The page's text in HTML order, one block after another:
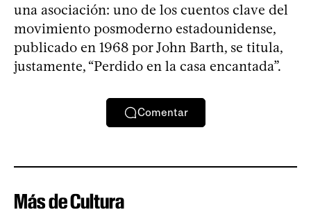
una asociación: uno de los cuentos clave del
movimiento posmoderno estadounidense,
publicado en 1968 por John Barth, se titula,
justamente, “Perdido en la casa encantada”.
Comentar
Más de Cultura